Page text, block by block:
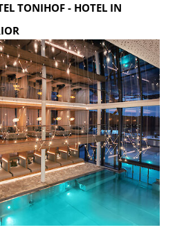
TONIHOF- HOTEL IN